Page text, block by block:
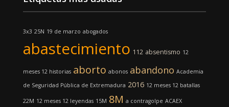
3x3 25N 19 de marzo abogados
abastecimiento 112 absentismo 12
meses 12 historias aborto abonos abandono Academia
de Seguridad Pública de Extremadura 2016 12 meses 12 batallas
22M 12 meses 12 leyendas 15M 8M a contragolpe ACAEX